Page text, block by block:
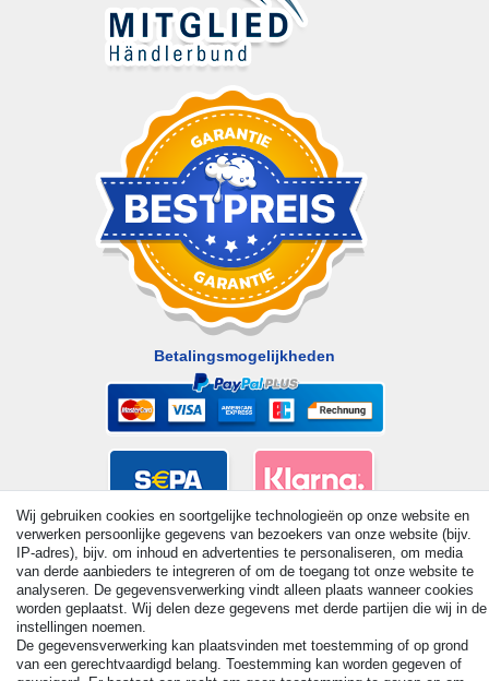
Betalingsmogelijkheden
Wij gebruiken cookies en soortgelijke technologieën op onze website en
verwerken persoonlijke gegevens van bezoekers van onze website (bijv.
IP-adres), bijv. om inhoud en advertenties te personaliseren, om media
van derde aanbieders te integreren of om de toegang tot onze website te
analyseren. De gegevensverwerking vindt alleen plaats wanneer cookies
worden geplaatst. Wij delen deze gegevens met derde partijen die wij in de
instellingen noemen.
De gegevensverwerking kan plaatsvinden met toestemming of op grond
van een gerechtvaardigd belang. Toestemming kan worden gegeven of